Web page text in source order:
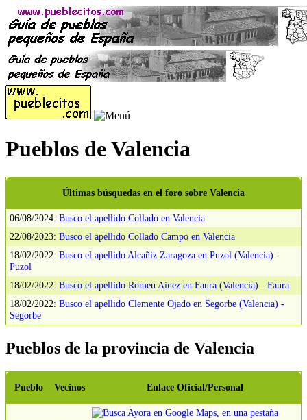
Pueblos de Valencia
Últimas búsquedas en el foro sobre Valencia
06/08/2024: Busco el apellido Collado en Valencia
22/08/2023: Busco el apellido Collado Campo en Valencia
18/02/2022: Busco el apellido Alcañiz Zaragoza en Puzol (Valencia) -
Puzol
18/02/2022: Busco el apellido Romeu Ainez en Faura (Valencia) - Faura
18/02/2022: Busco el apellido Clemente Ojado en Segorbe (Valencia) -
Segorbe
Pueblos de la provincia de Valencia
Pueblo Vecinos Enlace Oficial/Personal